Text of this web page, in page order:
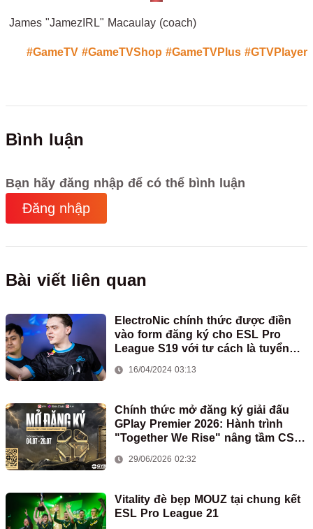
James "JamezIRL" Macaulay (coach)
#GameTV #GameTVShop #GameTVPlus #GTVPlayer
Bình luận
Bạn hãy đăng nhập để có thể bình luận
Đăng nhập
Bài viết liên quan
ElectroNic chính thức được điền
vào form đăng ký cho ESL Pro
League S19 với tư cách là tuyển
16/04/2024 03:13
Chính thức mở đăng ký giải đấu
GPlay Premier 2026: Hành trình
"Together We Rise" nâng tầm CS2
29/06/2026 02:32
Vitality đè bẹp MOUZ tại chung kết
ESL Pro League 21